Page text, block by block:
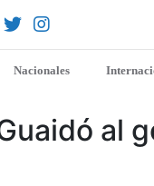
Nacionales
al